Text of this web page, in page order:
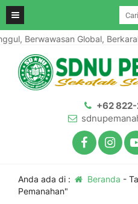
Berwawasan Global,
+62
Anda ada di : Beranda -
Pemanahan"